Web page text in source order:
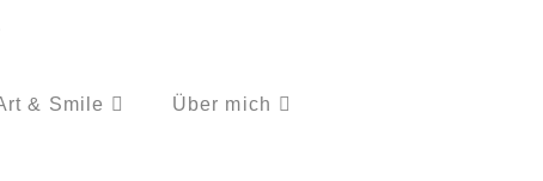
& Smile Über mich